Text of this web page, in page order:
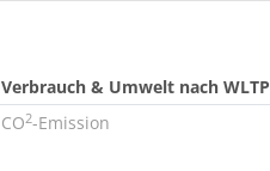
Verbrauch & Umwelt nach WLTP
CO2-Emission